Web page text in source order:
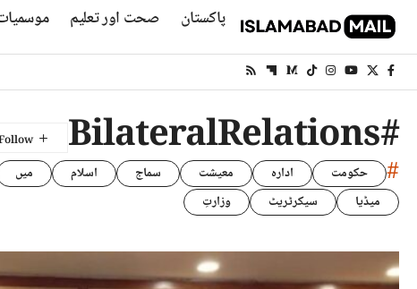
پاکستان صحت اور تعلیم
#BilateralRelations
# حکومت ادارہ معیشت سماج اسلام میں
میڈیا
سیکرٹریٹ وزارتِ